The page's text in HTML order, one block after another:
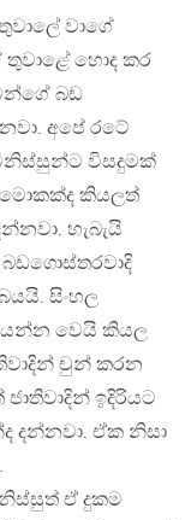
වාගේ
හොද කර
බඩ
අපේ රටේ
විසදුමක්
මොකක්ද කියලත්
හැබැයි
සිංහල
යන්න වෙයි කියල
චුන් කරන
ඉදිරියට
දන්නවා. ඒක නිසා
ඒ දුකම